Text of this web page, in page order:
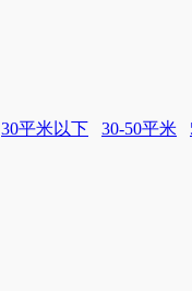
30平米以下 30-50平米